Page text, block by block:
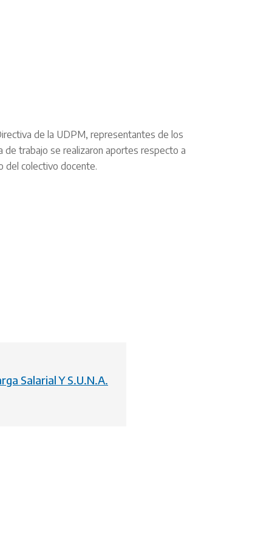
de la UDPM, representantes de los
de trabajo se realizaron aportes respecto a
del colectivo docente.
Salarial Y S.U.N.A.